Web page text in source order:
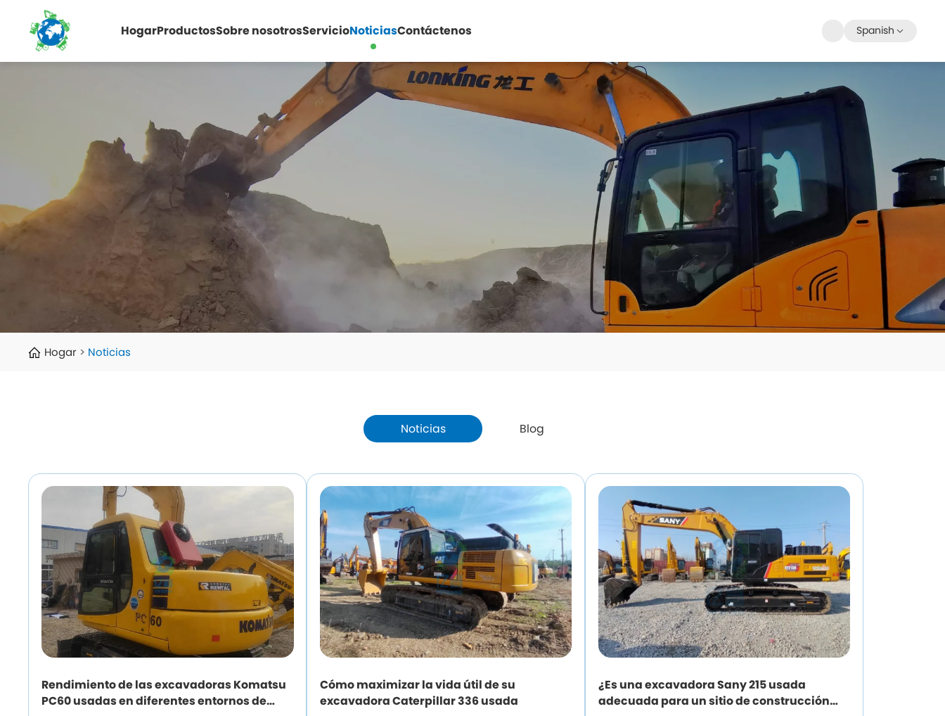
HogarProductosSobre nosotrosServicioNoticiasContáctenos Spanish
Hogar Noticias
Noticias Blog
Rendimiento de las excavadoras Komatsu
PC60 usadas en diferentes entornos de
Cómo maximizar la vida útil de su
excavadora Caterpillar 336 usada
¿Es una excavadora Sany 215 usada
adecuada para un sitio de construcción